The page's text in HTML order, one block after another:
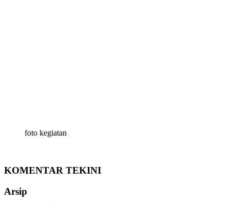
foto kegiatan
KOMENTAR TEKINI
Arsip